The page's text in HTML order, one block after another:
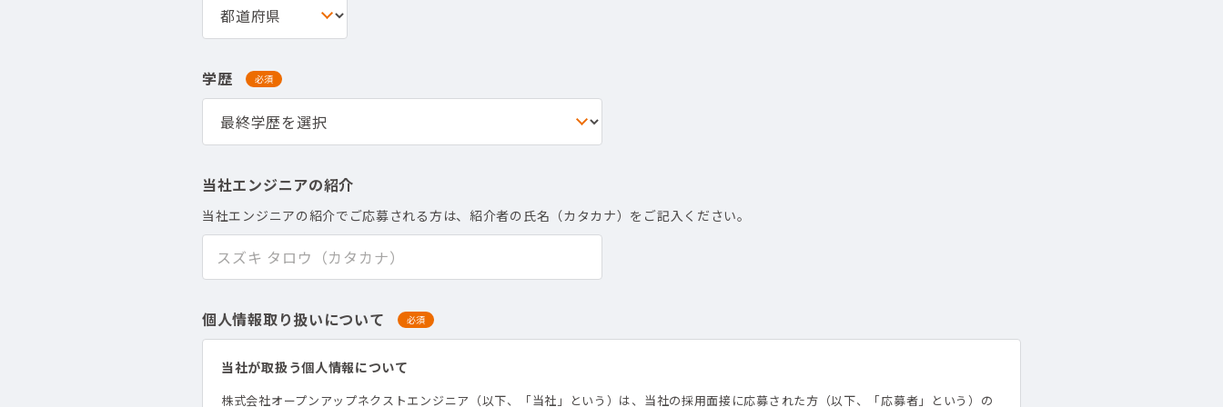
学歴 必須
当社エンジニアの紹介
当社エンジニアの紹介でご応募される方は、紹介者の氏名（カタカナ）をご記入ください。
個人情報取り扱いについて 必須
当社が取扱う個人情報について
株式会社オープンアップネクストエンジニア（以下、「当社」という）は、当社の採用面接に応募された方（以下、「応募者」という）の